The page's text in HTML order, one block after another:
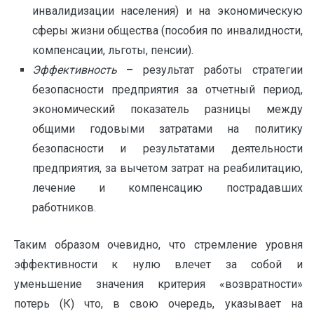
инвалидизации населения) и на экономическую
сферы жизни общества (пособия по инвалидности,
компенсации, льготы, пенсии).
Эффективность –результат работы стратегии
безопасности предприятия за отчетный период,
экономический показатель разницы между
общими годовыми затратами на политику
безопасности и результатами деятельности
предприятия, за вычетом затрат на реабилитацию,
лечение и компенсацию пострадавших
работников.
Таким образом очевидно, что стремление уровня
эффективности к нулю влечет за собой и
уменьшение значения критерия «возвратности»
потерь (К) что, в свою очередь, указывает на